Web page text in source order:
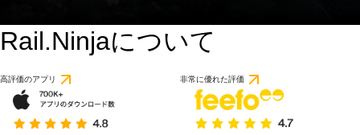
Rail.Ninjaについて
高評価のアプリ 非常に優れた評価